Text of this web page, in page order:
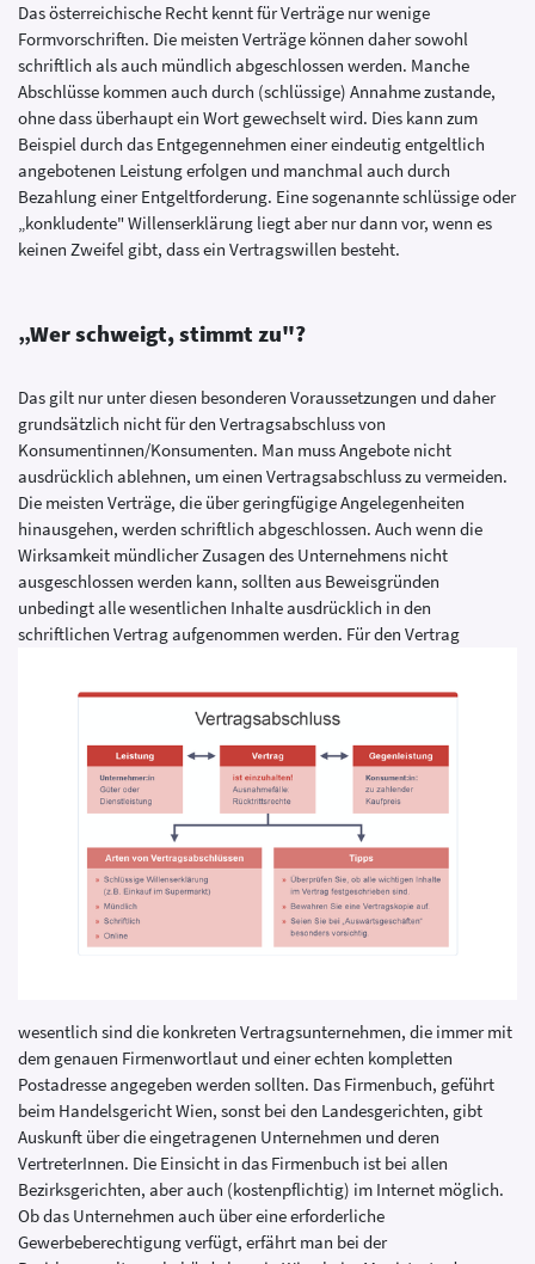
Das österreichische Recht kennt für Verträge nur wenige
Formvorschriften. Die meisten Verträge können daher sowohl
schriftlich als auch mündlich abgeschlossen werden. Manche
Abschlüsse kommen auch durch (schlüssige) Annahme zustande,
ohne dass überhaupt ein Wort gewechselt wird. Dies kann zum
Beispiel durch das Entgegennehmen einer eindeutig entgeltlich
angebotenen Leistung erfolgen und manchmal auch durch
Bezahlung einer Entgeltforderung. Eine sogenannte schlüssige oder
„konkludente" Willenserklärung liegt aber nur dann vor, wenn es
keinen Zweifel gibt, dass ein Vertragswillen besteht.
„Wer schweigt, stimmt zu"?
Das gilt nur unter diesen besonderen Voraussetzungen und daher
grundsätzlich nicht für den Vertragsabschluss von
Konsumentinnen/Konsumenten. Man muss Angebote nicht
ausdrücklich ablehnen, um einen Vertragsabschluss zu vermeiden.
Die meisten Verträge, die über geringfügige Angelegenheiten
hinausgehen, werden schriftlich abgeschlossen. Auch wenn die
Wirksamkeit mündlicher Zusagen des Unternehmens nicht
ausgeschlossen werden kann, sollten aus Beweisgründen
unbedingt alle wesentlichen Inhalte ausdrücklich in den
schriftlichen Vertrag aufgenommen werden. Für den Vertrag
wesentlich sind die konkreten Vertragsunternehmen, die immer mit
dem genauen Firmenwortlaut und einer echten kompletten
Postadresse angegeben werden sollten. Das Firmenbuch, geführt
beim Handelsgericht Wien, sonst bei den Landesgerichten, gibt
Auskunft über die eingetragenen Unternehmen und deren
VertreterInnen. Die Einsicht in das Firmenbuch ist bei allen
Bezirksgerichten, aber auch (kostenpflichtig) im Internet möglich.
Ob das Unternehmen auch über eine erforderliche
Gewerbeberechtigung verfügt, erfährt man bei der